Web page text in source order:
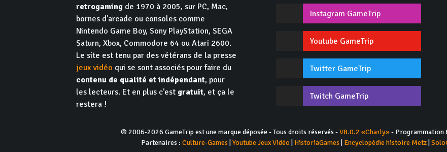
retrogaming de 1970 à 2005, sur PC, Mac,
bornes d'arcade ou consoles comme
Nintendo Game Boy, Sony PlayStation, SEGA
Saturn, Xbox, Commodore 64 ou Atari 2600.
Le site est tenu par des vétérans de la presse
jeux vidéo qui se sont associés pour faire du
contenu de qualité et indépendant, pour
les lecteurs. Et en plus c'est gratuit, et ça le
restera !
Instagram GameTrip
Youtube GameTrip
Twitter GameTrip
Twitch GameTrip
© 2006-2026 GameTrip est une marque déposée - Tous droits réservés -V8.0.2 «Charly»- Programmation
Partenaires : Culture-Games Youtube Jeux Vidéo| HistoriaGames Encyclopédie histoire Metz|